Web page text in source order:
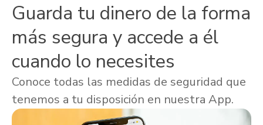
Guarda tu dinero de la forma
más segura y accede a él
cuando lo necesites
Conoce todas las medidas de seguridad que
tenemos a tu disposición en nuestra App.